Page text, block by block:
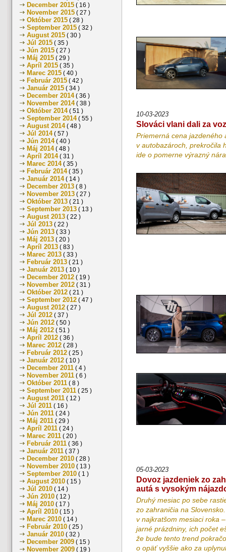
December 2015 ( 16 )
November 2015 ( 27 )
Október 2015 ( 28 )
September 2015 ( 32 )
August 2015 ( 30 )
Júl 2015 ( 35 )
Jún 2015 ( 27 )
Máj 2015 ( 29 )
Apríl 2015 ( 35 )
Marec 2015 ( 40 )
Február 2015 ( 42 )
Január 2015 ( 34 )
December 2014( 36 )
November 2014( 38 )
Október 2014( 51 )
September 2014( 55 )
August 2014( 48 )
Júl 2014( 57 )
Jún 2014( 40 )
Máj 2014( 48 )
Apríl 2014( 31 )
Marec 2014( 35 )
Február 2014( 35 )
Január 2014( 14 )
December 2013 ( 8 )
November 2013 ( 27 )
Október 2013 ( 21 )
September 2013 ( 13 )
August 2013 ( 22 )
Júl 2013 ( 22 )
Jún 2013 ( 33 )
Máj 2013 ( 20 )
Apríl 2013 ( 83 )
Marec 2013 ( 33 )
Február 2013 ( 21 )
Január 2013 ( 10 )
December 2012 ( 19 )
November 2012 ( 31 )
Október 2012 ( 21 )
September 2012 ( 47 )
August 2012 ( 27 )
Júl 2012 ( 37 )
Jún 2012 ( 50 )
Máj 2012 ( 51 )
Apríl 2012 ( 36 )
Marec 2012 ( 28 )
Február 2012 ( 25 )
Január 2012 ( 10 )
December 2011 ( 4 )
November 2011 ( 6 )
Október 2011 ( 8 )
September 2011 ( 25 )
August 2011 ( 12 )
Júl 2011 ( 16 )
Jún 2011 ( 24 )
Máj 2011 ( 29 )
Apríl 2011 ( 24 )
Marec 2011 ( 20 )
Február 2011 ( 36 )
Január 2011 ( 37 )
December 2010 ( 28 )
November 2010 ( 13 )
September 2010 ( 1 )
August 2010 ( 15 )
Júl 2010 ( 14 )
Jún 2010 ( 12 )
Máj 2010 ( 17 )
Apríl 2010 ( 15 )
Marec 2010 ( 14 )
Február 2010 ( 25 )
Január 2010 ( 32 )
December 2009 ( 15 )
November 2009 ( 19 )
10-03-2023
Slováci vlani dali za
Priemerná cena jazdeného
v autobazároch, prekročila
ide o pomerne výrazný
05-03-2023
Dovoz jazdeniek zo
autá s vysokým
Druhý mesiac po sebe
zo zahraničia na
v najkratšom mesiaci roka
jarné prázdniny, ich počet
že bude tento trend
o opäť vyššie ako za